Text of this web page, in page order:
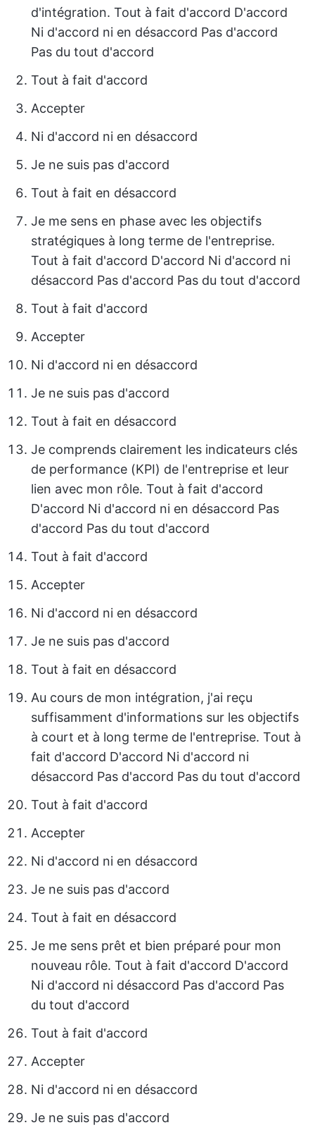
d'intégration. Tout à fait d'accord D'accord
Ni d'accord ni en désaccord Pas d'accord
Pas du tout d'accord
Tout à fait d'accord
Accepter
Ni d'accord ni en désaccord
Je ne suis pas d'accord
Tout à fait en désaccord
Je me sens en phase avec les objectifs
stratégiques à long terme de l'entreprise.
Tout à fait d'accord D'accord Ni d'accord ni
désaccord Pas d'accord Pas du tout d'accord
Tout à fait d'accord
Accepter
Ni d'accord ni en désaccord
Je ne suis pas d'accord
Tout à fait en désaccord
Je comprends clairement les indicateurs clés
de performance (KPI) de l'entreprise et leur
lien avec mon rôle. Tout à fait d'accord
D'accord Ni d'accord ni en désaccord Pas
d'accord Pas du tout d'accord
Tout à fait d'accord
Accepter
Ni d'accord ni en désaccord
Je ne suis pas d'accord
Tout à fait en désaccord
Au cours de mon intégration, j'ai reçu
suffisamment d'informations sur les objectifs
à court et à long terme de l'entreprise. Tout à
fait d'accord D'accord Ni d'accord ni
désaccord Pas d'accord Pas du tout d'accord
Tout à fait d'accord
Accepter
Ni d'accord ni en désaccord
Je ne suis pas d'accord
Tout à fait en désaccord
Je me sens prêt et bien préparé pour mon
nouveau rôle. Tout à fait d'accord D'accord
Ni d'accord ni désaccord Pas d'accord Pas
du tout d'accord
Tout à fait d'accord
Accepter
Ni d'accord ni en désaccord
Je ne suis pas d'accord